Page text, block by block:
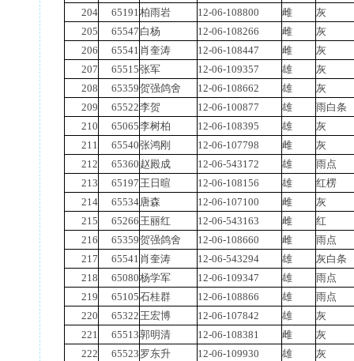
204
65191柏雨岩 12-06-108800 雌
灰
205
65547 白杨 12-06-108266 雌
灰
206
65541 肖奎涛 12-06-108447 雌
灰
207
65515张军 12-06-109357 雄
灰
208
65359贺强鸽舍 12-06-108662 雄
灰
209
65522李贺 12-06-100877 雄
雨白条
210
65065李树柏 12-06-108395 雄
灰
211
65540张鸿刚 12-06-107798 雌
灰
212
65360 赵殿成 12-06-543172 雄
雨点
213
65197 王日暄 12-06-108156 雄
红楞
214
65534唐森 12-06-107100 雌
灰
215
65266 王丽红 12-06-543163 雌
红
216
65359贺强鸽舍 12-06-108660 雌
雨点
217
65541 肖奎涛 12-06-543294 雄
灰白条
218
65080杨学军 12-06-109347 雄
雨点
219
65105石桂群 12-06-108866 雄
雨点
220
65322 王宏博 12-06-107842 雄
灰
221
65513郭明清 12-06-108381 雌
灰
222
65523 罗东升 12-06-109930 雄
灰